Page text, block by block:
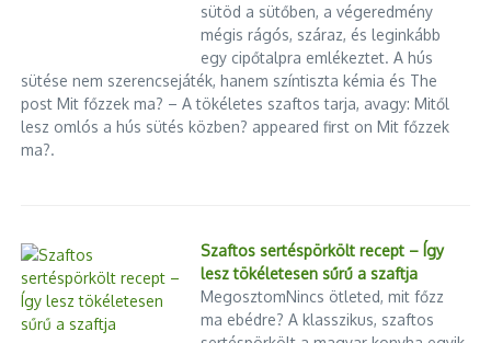
újra Zugligetre került, immár plébánosként. Ott
kereste fel őt Csilla von Boeselager és az akkor még
emigrációban élő magyar máltai lovagok maroknyi csapata. Ez
a pillanat volt a Magyar Máltai Szeretetszolgálat történetének
kezdete is egyben – emlékeztetett.
leckét biztosan elsajátítottak. Az első, hogy a
kereszténység nem elmélet, hanem gyakorlat. A
második, hogy a szeretet sok bűnt eltakar. A harmadik,
hogy kockázatvállalás nélkül nincs élet.
sütöd a sütőben, a végeredmény
mégis rágós, száraz, és leginkább
egy cipőtalpra emlékeztet. A hús
sütése nem szerencsejáték, hanem színtiszta kémia és The
post Mit főzzek ma? – A tökéletes szaftos tarja, avagy: Mitől
lesz omlós a hús sütés közben? appeared first on Mit főzzek
ma?.
Szaftos sertéspörkölt recept – Így
lesz tökéletesen sűrű a szaftja
MegosztomNincs ötleted, mit főzz
ma ebédre? A klasszikus, szaftos